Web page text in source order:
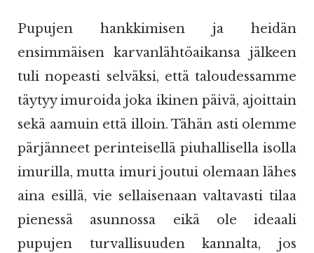
Pupujen hankkimisen ja heidän
ensimmäisen karvanlähtöaikansa jälkeen
tuli nopeasti selväksi, että taloudessamme
täytyy imuroida joka ikinen päivä, ajoittain
sekä aamuin että illoin. Tähän asti olemme
pärjänneet perinteisellä piuhallisella isolla
imurilla, mutta imuri joutui olemaan lähes
aina esillä, vie sellaisenaan valtavasti tilaa
pienessä asunnossa eikä ole ideaali
pupujen turvallisuuden kannalta, jos